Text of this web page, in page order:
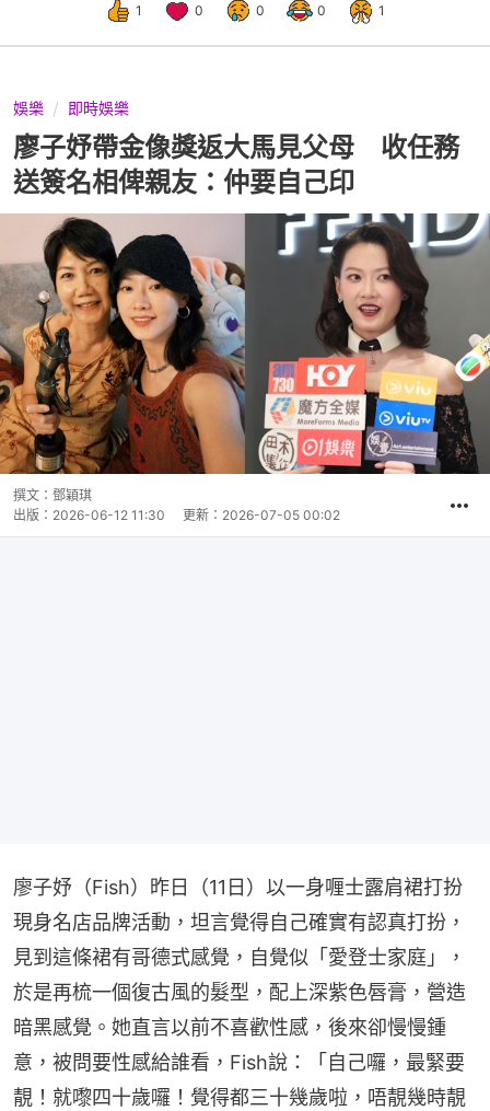
1 0 0 0 1
娛樂 即時娛樂
廖子妤帶金像獎返大馬見父母 收任務
送簽名相俾親友：仲要自己印
撰文： 鄧穎琪
出版： 2026-06-12 11:30 更新： 2026-07-05 00:02
廖子妤（Fish）昨日（11日）以一身喱士露肩裙打扮
現身名店品牌活動，坦言覺得自己確實有認真打扮，
見到這條裙有哥德式感覺，自覺似「愛登士家庭」，
於是再梳一個復古風的髮型，配上深紫色唇膏，營造
暗黑感覺。她直言以前不喜歡性感，後來卻慢慢鍾
意，被問要性感給誰看，Fish說：「自己囉，最緊要
靚！就嚟四十歲囉！覺得都三十幾歲啦，唔靚幾時靚